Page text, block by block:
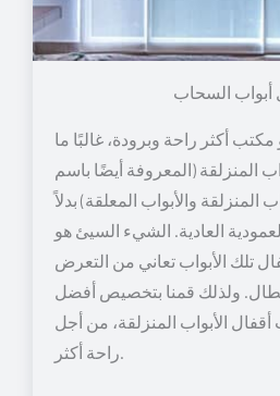
أبواب السحاب
أكثر راحة وبرودة، غالبًا ما
المنزلقة (المعروفة أيضًا باسم
المنزلقة والأبواب المعلقة) بدلاً
العادية. الشيء السيئ هو
تلك الأبواب تعاني من التعرض
ولذلك قمنا بتخصيص أفضل
أقفال الأبواب المنزلقة، من أجل
راحة أكثر.